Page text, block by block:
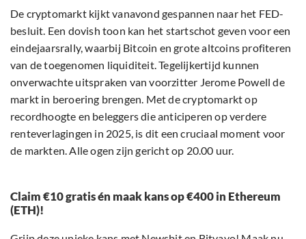
De cryptomarkt kijkt vanavond gespannen naar het FED-
besluit. Een dovish toon kan het startschot geven voor een
eindejaarsrally, waarbij Bitcoin en grote altcoins profiteren
van de toegenomen liquiditeit. Tegelijkertijd kunnen
onverwachte uitspraken van voorzitter Jerome Powell de
markt in beroering brengen. Met de cryptomarkt op
recordhoogte en beleggers die anticiperen op verdere
renteverlagingen in 2025, is dit een cruciaal moment voor
de markten. Alle ogen zijn gericht op 20.00 uur.
Claim €10 gratis én maak kans op €400 in Ethereum
(ETH)!